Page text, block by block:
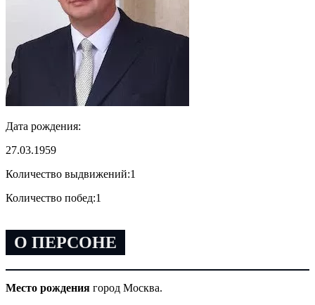
Дата рождения:
27.03.1959
Количество выдвижений:1
Количество побед:1
О ПЕРСОНЕ
Место рождения город Москва.